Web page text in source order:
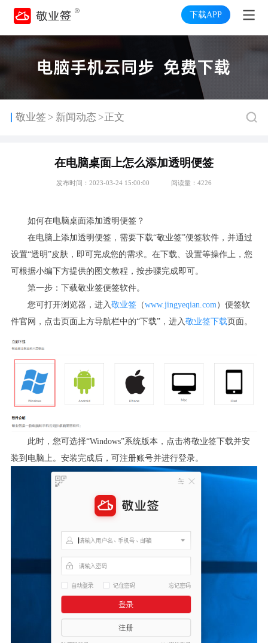
下载APP
敬业签 > 新闻动态 >正文
在电脑桌面上怎么添加透明便签
发布时间：2023-03-24 15:00:00 阅读量：4226
如何在电脑桌面添加透明便签？
在电脑上添加透明便签，需要下载“敬业签”便签软件，并通过
设置“透明”皮肤，即可完成您的需求。在下载、设置等操作上，您
可根据小编下方提供的图文教程，按步骤完成即可。
第一步：下载敬业签便签软件。
您可打开浏览器，进入敬业签（www.jingyeqian.com）便签软
件官网，点击页面上方导航栏中的“下载”，进入敬业签下载页面。
此时，您可选择“Windows”系统版本，点击将敬业签下载并安
装到电脑上。安装完成后，可注册账号并进行登录。